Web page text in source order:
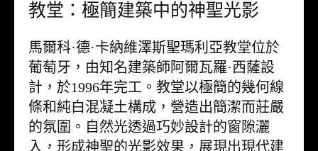
教堂：極簡建築中的神聖光影
馬爾科·德·卡納維澤斯聖瑪利亞教堂位於
葡萄牙，由知名建築師阿爾瓦羅·西薩設
計，於1996年完工。教堂以極簡的幾何線
條和純白混凝土構成，營造出簡潔而莊嚴
的氛圍。自然光透過巧妙設計的窗隙灑
入，形成神聖的光影效果，展現出現代建